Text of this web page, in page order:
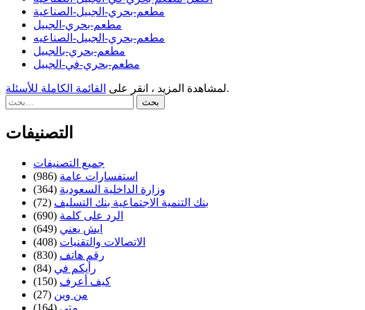
مطعم-بحري-الجبيل-الصناعية
مطعم-بحري-الجبيل
مطعم-بحري-الجبيل-الصناعيه
مطعم-بحري-بالجبيل
مطعم-بحري-في-الجبيل
لمشاهدة المزيد ، انقر على القائمة الكاملة للأسئلة .
التصنيفات
جميع التصنيفات
استفسارات عامة (986)
وزارة الداخلية السعودية (364)
بنك التنمية الاجتماعية بنك التسليف (72)
الرد على كلمة (690)
ايش يعني (649)
الاتصالات والتقنيات (408)
رقم هاتف (830)
رأيكم في (84)
كيف أعرف (150)
من وين (27)
متى (164)